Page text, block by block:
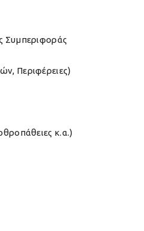
Συμπεριφοράς
Περιφέρειες)
κ.α.)